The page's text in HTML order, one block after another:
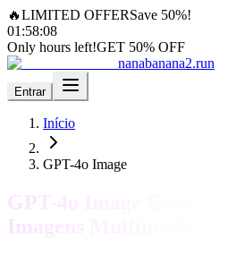
🔥LIMITED OFFERSave 50%!
01 :58:06
Only hours left!GET 50% OFF
nanabanana2.run
Entrar
Início
GPT-4o Image
GPT-4o Image
Imagens Multimodal